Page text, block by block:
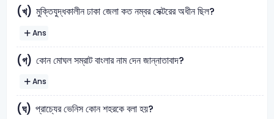
(খ) মুক্তিযুদ্ধকালীন ঢাকা জেলা কত নম্বর সেক্টরের অধীন ছিল?
Ans
(গ) কোন মোঘল সম্রাট বাংলার নাম দেন জান্নাতাবাদ?
Ans
(ঘ) প্রাচ্যের ভেনিস কোন শহরকে বলা হয়?